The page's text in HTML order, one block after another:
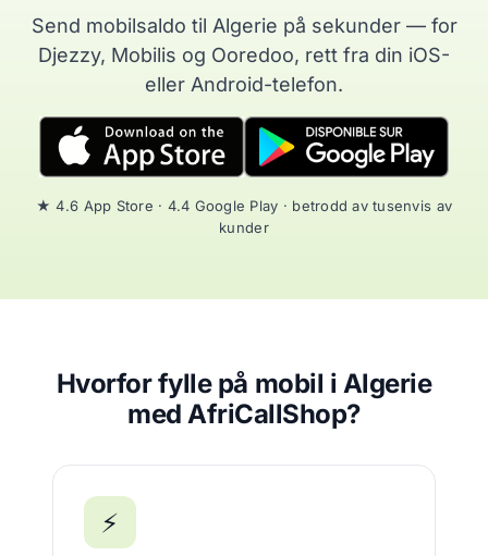
Send mobilsaldo til Algerie på sekunder — for
Djezzy, Mobilis og Ooredoo, rett fra din iOS-
eller Android-telefon.
★ 4.6 App Store · 4.4 Google Play · betrodd av tusenvis av
kunder
Hvorfor fylle på mobil i Algerie
med AfriCallShop?
⚡